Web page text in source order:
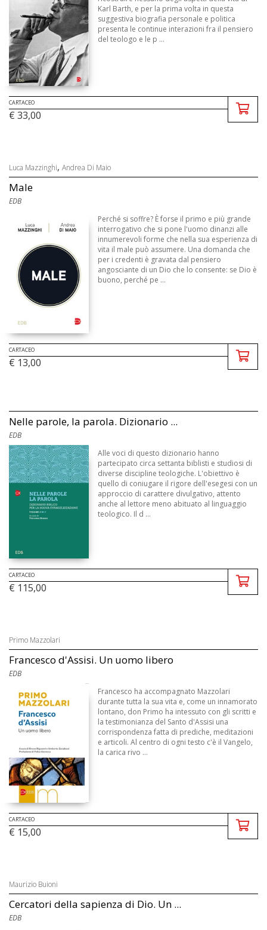
Karl Barth, e per la prima volta in questa
suggestiva biografia personale e politica
presenta le continue interazioni fra il pensiero
del teologo e le p ...
CARTACEO
€ 33,00
Luca Mazzinghi, Andrea Di Maio
Male
EDB
Perché si soffre? È forse il primo e più grande
interrogativo che si pone l'uomo dinanzi alle
innumerevoli forme che nella sua esperienza di
vita il male può assumere. Una domanda che
per i credenti è gravata dal pensiero
angosciante di un Dio che lo consente: se Dio è
buono, perché pe ...
CARTACEO
€ 13,00
Nelle parole, la parola. Dizionario ...
EDB
Alle voci di questo dizionario hanno
partecipato circa settanta biblisti e studiosi di
diverse discipline teologiche. L'obiettivo è
quello di coniugare il rigore dell'esegesi con un
approccio di carattere divulgativo, attento
anche al lettore meno abituato al linguaggio
teologico. Il d ...
CARTACEO
€ 115,00
Primo Mazzolari
Francesco d'Assisi. Un uomo libero
EDB
Francesco ha accompagnato Mazzolari
durante tutta la sua vita e, come un innamorato
lontano, don Primo ha intessuto con gli scritti e
la testimonianza del Santo d'Assisi una
corrispondenza fatta di prediche, meditazioni
e articoli. Al centro di ogni testo c'è il Vangelo,
la carica rivo ...
CARTACEO
€ 15,00
Maurizio Buioni
Cercatori della sapienza di Dio. Un ...
EDB